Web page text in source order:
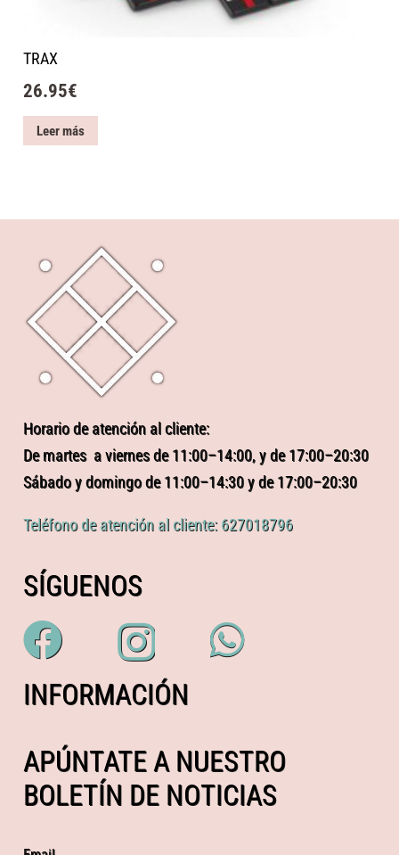
TRAX
26.95€
Leer más
Horario de atención al cliente:
De martes a viernes de 11:00–14:00, y de 17:00–20:30
Sábado y domingo de 11:00–14:30 y de 17:00–20:30
Teléfono de atención al cliente: 627018796
SÍGUENOS
INFORMACIÓN
APÚNTATE A NUESTRO
BOLETÍN DE NOTICIAS